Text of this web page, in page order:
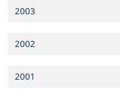
2003
2002
2001